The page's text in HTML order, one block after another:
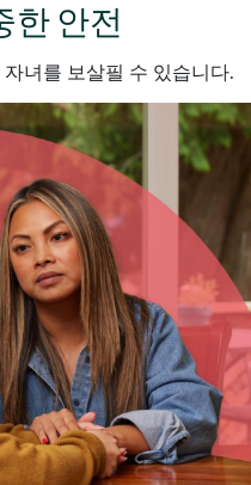
한 안전
녀를 보살필 수 있습니다.